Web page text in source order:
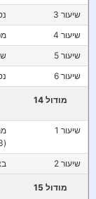
שיעור 3
שיעור 4
שיעור 5
שיעור 6
מודול 14
שיעור 1
(6:53)
שיעור 2
מודול 15